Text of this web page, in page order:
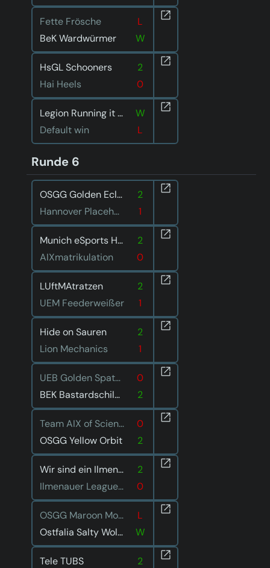
Fette Frösche
L
BeK Wardwürmer
W
HsGL Schooners
2
Hai Heels
0
Legion Running it down
W
Default win
L
Runde 6
OSGG Golden Eclipse
2
Hannover Placeholders
1
Munich eSports Hungry Hedgehogs
2
AIXmatrikulation
0
LUftMAtratzen
2
UEM Feederweißer
1
Hide on Sauren
2
Lion Mechanics
1
UEB Golden Spatuler
0
BEK Bastardschildkröten
2
Team AIX of Science
0
OSGG Yellow Orbit
2
Wir sind ein Ilmenauer Team
2
Ilmenauer Leaguen im Liegen
0
OSGG Maroon Moon
L
Ostfalia Salty Wolves
W
Tele TUBS
2